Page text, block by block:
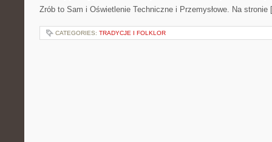
Zrób to Sam i Oświetlenie Techniczne i Przemysłowe. Na
CATEGORIES: TRADYCJE I FOLKLOR